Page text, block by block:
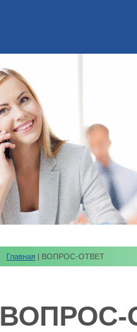
Главная | ВОПРОС-ОТВЕТ
ВОПРОС-